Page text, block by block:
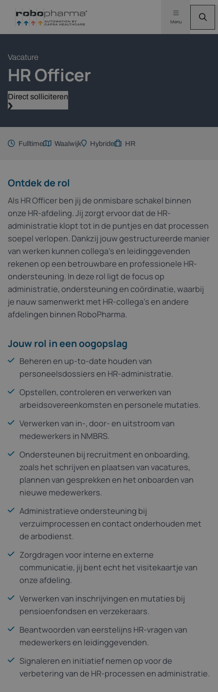
Menu
Vacature
HR Officer
Direct solliciteren
Fulltime Waalwijk Hybride HR
Ontdek de rol
Als HR Officer ben jij de onmisbare schakel binnen
onze HR-afdeling. Jij zorgt ervoor dat de HR-
administratie klopt tot in de puntjes en dat processen
soepel verlopen. Dankzij jouw gestructureerde manier
van werken kunnen collega’s en leidinggevenden
rekenen op een betrouwbare en professionele HR-
ondersteuning. In deze rol ligt de focus op
administratie, ondersteuning en coördinatie, waarbij
je nauw samenwerkt met HR-collega’s en andere
afdelingen binnen RoboPharma.
Jouw rol in een oogopslag
Beheren en up-to-date houden van
personeelsdossiers en HR-administratie.
Opstellen, controleren en verwerken van
arbeidsovereenkomsten en personele mutaties.
Verwerken van in-, door- en uitstroom van
medewerkers in NMBRS.
Ondersteunen bij recruitment en onboarding,
zoals het schrijven en plaatsen van vacatures,
plannen van gesprekken en het onboarden van
nieuwe medewerkers.
Administratieve ondersteuning bij
verzuimprocessen en contact onderhouden met
de arbodienst.
Zorgdragen voor interne en externe
communicatie, jij bent echt het visitekaartje van
onze afdeling.
Verwerken van inschrijvingen en mutaties bij
pensioenfondsen en verzekeraars.
Beantwoorden van eerstelijns HR-vragen van
medewerkers en leidinggevenden.
Signaleren en initiatief nemen op voor de
verbetering van de HR-processen en administratie.